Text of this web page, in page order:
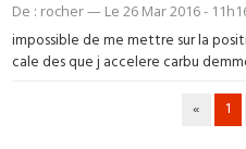
De : rocher — Le 26 Mar 2016 -
impossible de me mettre sur la
cale des que j accelere carbu
« 1